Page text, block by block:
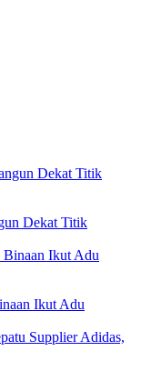
Dekat Titik
Ikut Adu